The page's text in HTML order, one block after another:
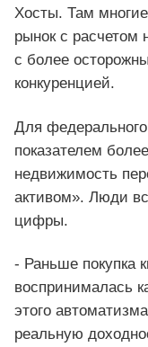
Хосты. Там
рынок с расчетом
с более
конкуренцией.
Для
показателем
недвижимость
активом». Люди
цифры.
- Раньше покупка
воспринималась
этого
реальную